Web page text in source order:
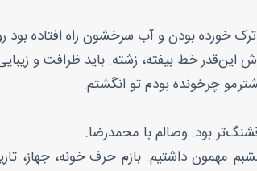
خورده بودن و آب سرخشون راه افتاده بود
این‌قدر خط بیفته، زشته. باید ظرافت و
چرخونده بودم تو انگشتم.
بود. وصالم با محمدرضا.
مهمون داشتیم. بازم حرف خونه، جهاز،